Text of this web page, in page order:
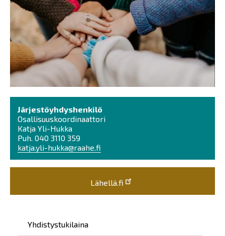
Päävalikko
Yhdistystukilaina
Järjestöyhdyshenkilö
Osallisuuskoordinaattori
Katja Yli-Hukka
Puh. 040 3110 359
katja.yli-hukka@raahe.fi
Lähellä.fi